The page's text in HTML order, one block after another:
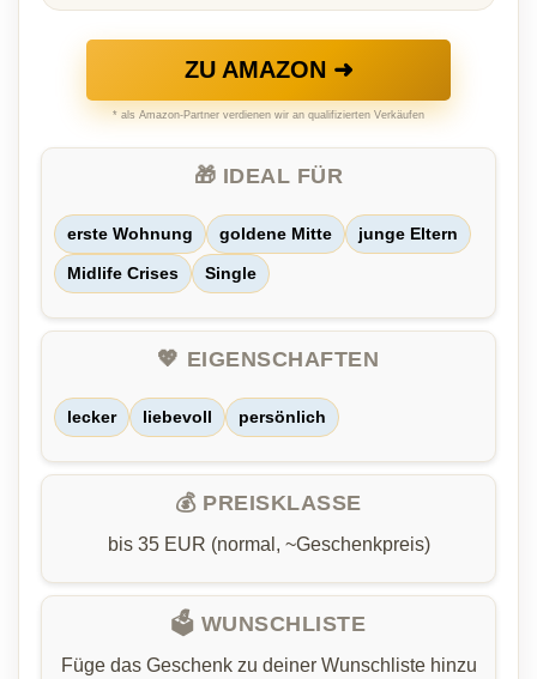
ZU AMAZON ➜
* als Amazon-Partner verdienen wir an qualifizierten Verkäufen
🎁 IDEAL FÜR
erste Wohnung goldene Mitte junge Eltern
Midlife Crises Single
💖 EIGENSCHAFTEN
lecker liebevoll persönlich
💰 PREISKLASSE
bis 35 EUR (normal, ~Geschenkpreis)
🗳️ WUNSCHLISTE
Füge das Geschenk zu deiner Wunschliste hinzu